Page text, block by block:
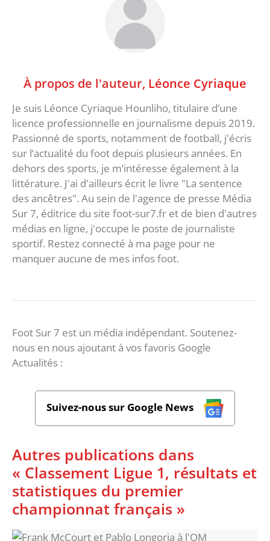
À propos de l'auteur, Léonce Cyriaque
Je suis Léonce Cyriaque Hounliho, titulaire d’une
licence professionnelle en journalisme depuis 2019.
Passionné de sports, notamment de football, j'écris
sur l’actualité du foot depuis plusieurs années. En
dehors des sports, je m’intéresse également à la
littérature. J'ai d'ailleurs écrit le livre "La sentence
des ancêtres". Au sein de l'agence de presse Média
Sur 7, éditrice du site foot-sur7.fr et de bien d'autres
médias en ligne, j'occupe le poste de journaliste
sportif. Restez connecté à ma page pour ne
manquer aucune de mes infos foot.
Foot Sur 7 est un média indépendant. Soutenez-
nous en nous ajoutant à vos favoris Google
Actualités :
Suivez-nous sur Google News
Autres publications dans
« Classement Ligue 1, résultats et
statistiques du premier
championnat français »